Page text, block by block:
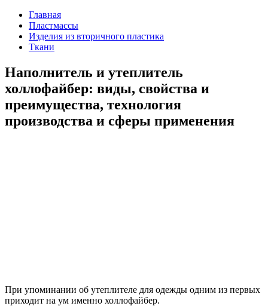
Главная
Пластмассы
Изделия из вторичного пластика
Ткани
Наполнитель и утеплитель
холлофайбер: виды, свойства и
преимущества, технология
производства и сферы применения
При упоминании об утеплителе для одежды одним из первых
приходит на ум именно холлофайбер.